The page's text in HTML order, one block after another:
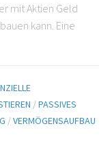
mit Aktien Geld
kann. Eine
/PASSIVES
/VERMÖGENSAUFBAU